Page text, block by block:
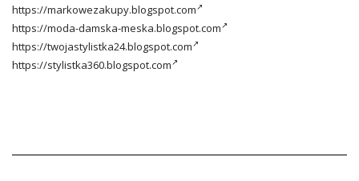
https://markowezakupy.blogspot.com
https://moda-damska-meska.blogspot.com
https://twojastylistka24.blogspot.com
https://stylistka360.blogspot.com